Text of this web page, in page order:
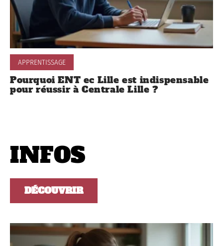
APPRENTISSAGE
Pourquoi ENT ec Lille est indispensable
pour réussir à Centrale Lille ?
INFOS
DÉCOUVRIR